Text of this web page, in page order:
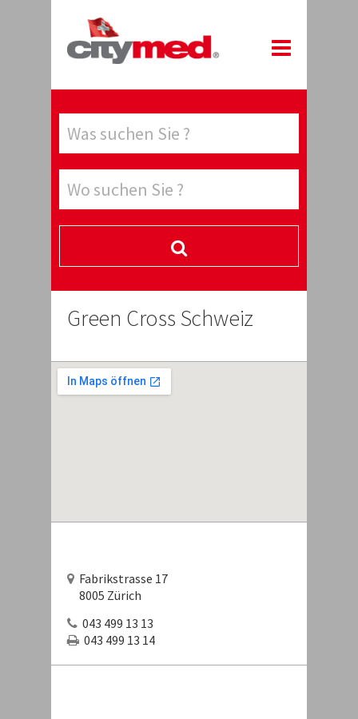
Green Cross Schweiz
Fabrikstrasse 17
8005 Zürich
043 499 13 13
043 499 13 14